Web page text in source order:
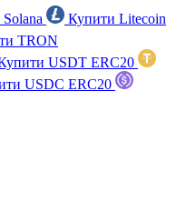
Купити Litecoin
TRON
USDT ERC20
USDC ERC20